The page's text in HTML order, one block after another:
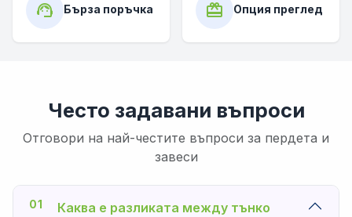
support_agent Бърза поръчка card_giftcard Опция преглед
Често задавани въпроси
Отговори на най-честите въпроси за пердета и
завеси
01
Каква е разликата между тънко